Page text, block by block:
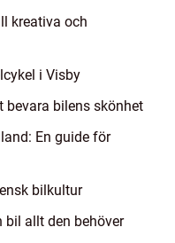
kreativa och
i Visby
bevara bilens skönhet
En guide för
bilkultur
bil allt den behöver